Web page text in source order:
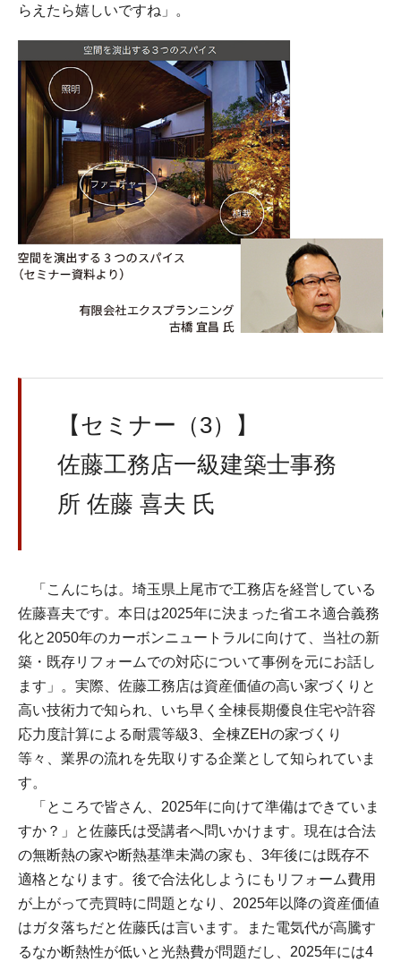
らえたら嬉しいですね」。
【セミナー（3）】
佐藤工務店一級建築士事務
所 佐藤 喜夫 氏
「こんにちは。埼玉県上尾市で工務店を経営している
佐藤喜夫です。本日は2025年に決まった省エネ適合義務
化と2050年のカーボンニュートラルに向けて、当社の新
築・既存リフォームでの対応について事例を元にお話し
ます」。実際、佐藤工務店は資産価値の高い家づくりと
高い技術力で知られ、いち早く全棟長期優良住宅や許容
応力度計算による耐震等級3、全棟ZEHの家づくり
等々、業界の流れを先取りする企業として知られていま
す。
「ところで皆さん、2025年に向けて準備はできていま
すか？」と佐藤氏は受講者へ問いかけます。現在は合法
の無断熱の家や断熱基準未満の家も、3年後には既存不
適格となります。後で合法化しようにもリフォーム費用
が上がって売買時に問題となり、2025年以降の資産価値
はガタ落ちだと佐藤氏は言います。また電気代が高騰す
るなか断熱性が低いと光熱費が問題だし、2025年には4